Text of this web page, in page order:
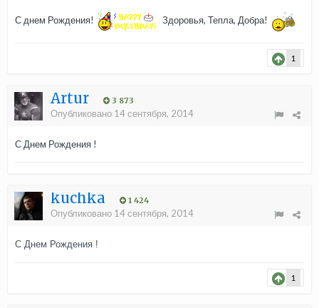
С днем Рождения! Здоровья, Тепла, Добра!
1
Аrtur 3 873
Опубликовано 14 сентября, 2014
С Днем Рождения !
kuchka 1 424
Опубликовано 14 сентября, 2014
С Днем Рождения !
1